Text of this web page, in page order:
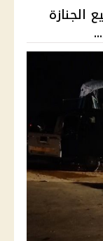
الجنازة